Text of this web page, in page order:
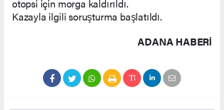
otopsi için morga kaldırıldı.
Kazayla ilgili soruşturma başlatıldı.
ADANA HABERİ